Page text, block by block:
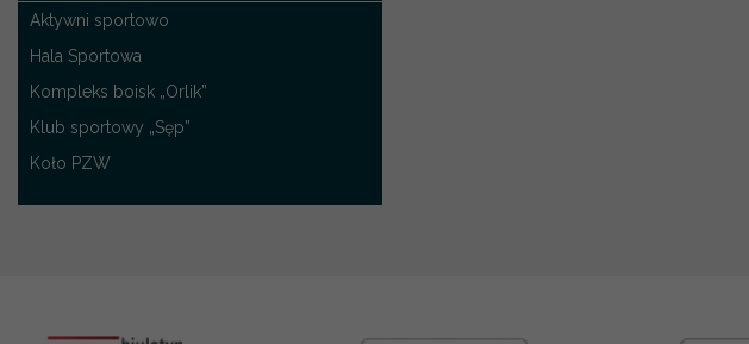
Aktywni sportowo
Hala Sportowa
Kompleks boisk „Orlik”
Klub sportowy „Sęp”
Koło PZW